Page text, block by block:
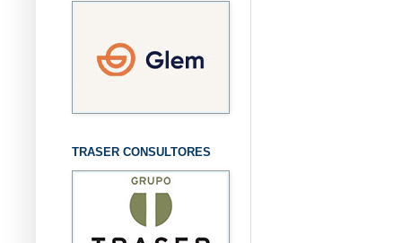
TRASER CONSULTORES